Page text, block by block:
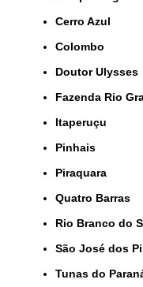
Cerro Azul
Colombo
Doutor Ulysses
Fazenda Rio
Itaperuçu
Pinhais
Piraquara
Quatro Barras
Rio Branco do
São José dos
Tunas do